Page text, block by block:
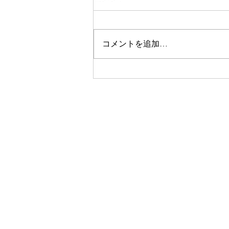
【第3回 こども×Tech東北】
コメントを追加…